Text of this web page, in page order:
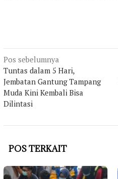
Navigasi
pos
Pos sebelumnya
Tuntas dalam 5 Hari,
Jembatan Gantung Tampang
Muda Kini Kembali Bisa
Dilintasi
POS TERKAIT